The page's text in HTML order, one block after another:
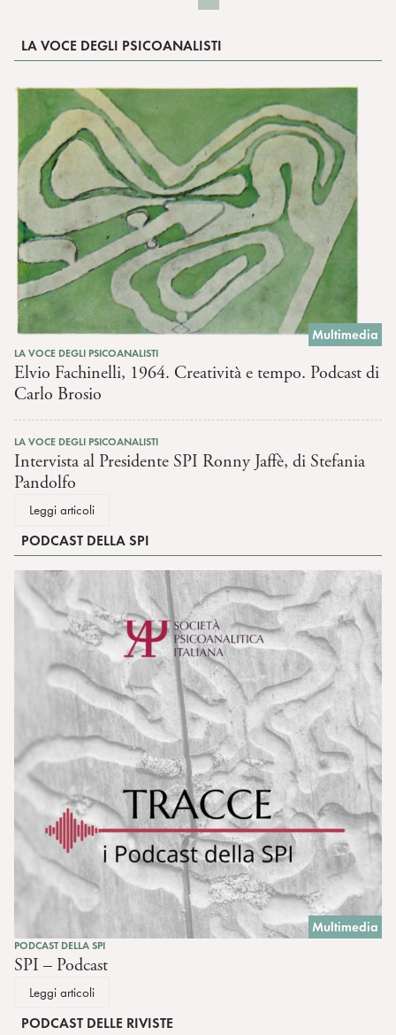
LA VOCE DEGLI PSICOANALISTI
Multimedia
LA VOCE DEGLI PSICOANALISTI
Elvio Fachinelli, 1964. Creatività e tempo. Podcast di
Carlo Brosio
LA VOCE DEGLI PSICOANALISTI
Intervista al Presidente SPI Ronny Jaffè, di Stefania
Pandolfo
Leggi articoli
PODCAST DELLA SPI
Multimedia
PODCAST DELLA SPI
SPI – Podcast
Leggi articoli
PODCAST DELLE RIVISTE